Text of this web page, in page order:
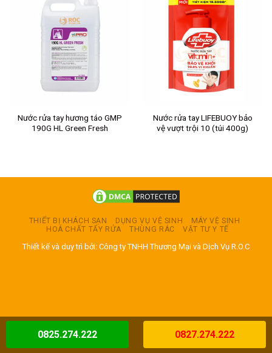
Nước rửa tay hương táo GMP
190G HL Green Fresh
Nước rửa tay LIFEBUOY bảo
vệ vượt trội 10 (túi 400g)
THIẾT BỊ KHÁCH SẠN DỤNG VỤ VỆ SINH
MÁY VỆ SINH
HOÁ CHẤT TẨY RỬA
THÙNG RÁC VẬT TƯ Y TẾ
Thiết kế và duy trì bởi: Công ty TNHH Thương Mại và Dịch Vụ R.O.C
0825.274.222 0827.274.222